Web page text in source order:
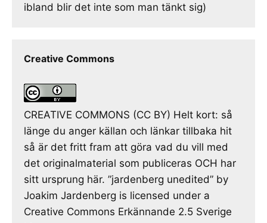
ibland blir det inte som man tänkt sig)
Creative Commons
CREATIVE COMMONS (CC BY) Helt kort: så
länge du anger källan och länkar tillbaka hit
så är det fritt fram att göra vad du vill med
det originalmaterial som publiceras OCH har
sitt ursprung här. ”jardenberg unedited” by
Joakim Jardenberg is licensed under a
Creative Commons Erkännande 2.5 Sverige